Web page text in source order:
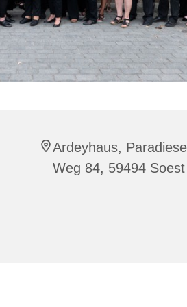
Ardeyhaus,
Weg 84, 59494 Soest